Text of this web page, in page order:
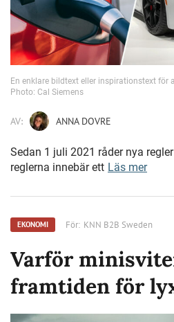
En enklare bildtext eller inspirationstext för
Photo: Cal Siemens
AV: ANNA DOVRE
Sedan 1 juli 2021 råder nya
reglerna innebär ett Läs mer
EKONOMI För: KNN B2B Sweden
Varför
framtiden för